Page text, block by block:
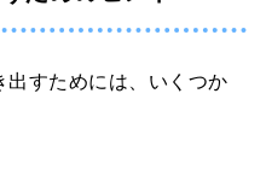
すためには、いくつか